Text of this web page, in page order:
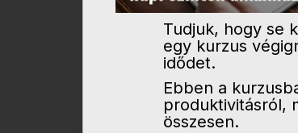
Tudjuk, hogy se
egy kurzus
idődet.
Ebben a
produktivitásról,
összesen.